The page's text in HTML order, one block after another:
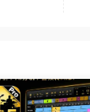
投影视频
率管理与协作